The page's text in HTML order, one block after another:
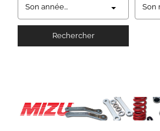
Son année... Son
Rechercher